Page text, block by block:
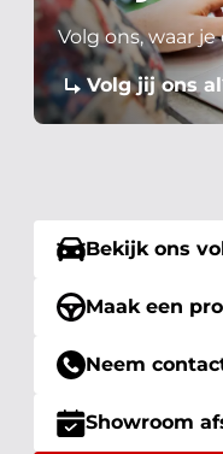
Volg ons, waar
Volg jij ons
Bekijk ons
Maak een
Neem
Showroom